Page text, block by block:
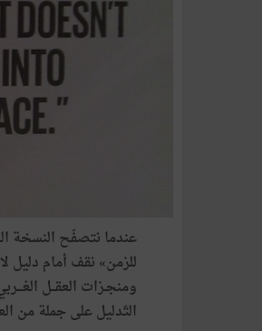
عندما نتصفّح النسخة
للزمن» نقف أمام دليل لا
ومنجـزات العقــل
التّدليلعلىجملة من